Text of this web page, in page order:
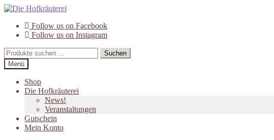
Zur
springen
Zum
springen Follow us on Facebook
Follow us on Instagram
Suchen
nach:
Suchen
Menü
Shop
Die Hofkräuterei
News!
Veranstaltungen
Gutschein
Mein Konto